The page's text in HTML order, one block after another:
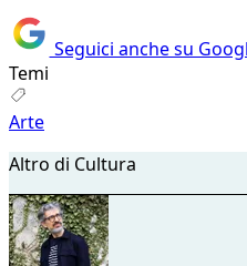
Seguici anche su
Temi
Arte
Altro di Cultura